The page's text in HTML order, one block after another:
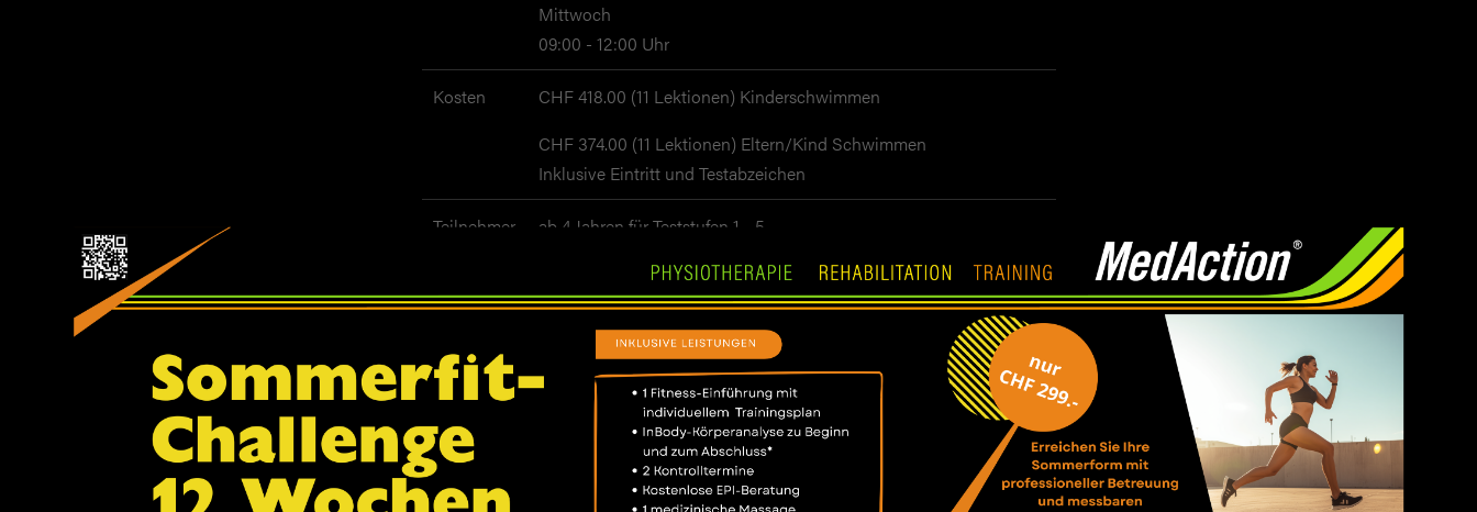
Mittwoch
09:00 - 12:00 Uhr
Kosten
CHF 418.00 (11 Lektionen) Kinderschwimmen
CHF 374.00 (11 Lektionen) Eltern/Kind Schwimmen
Inklusive Eintritt und Testabzeichen
Teilnehmer
ab 4 Jahren für Teststufen 1 - 5
ab 4 Monate für Eltern/Kind
https://www.zollicuda.ch/
Fitness-
Abo für die
Eltern
Möchten Sie sich bewegen und Kraft aufbauen, während Ihre
Kinder bei uns schwimmen lernen? Buchen Sie einen Termin zur
Erstellung Ihres individuellen Trainingsplans. 25% Rabatt auf alle
Fitness-Abonnements für Eltern von Kindern, die in der Zollicuda
Kinderschwimmschule angemeldet sind.